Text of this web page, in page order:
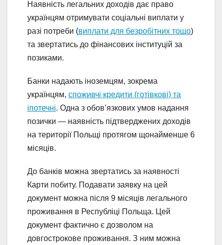
Наявність легальних доходів дає право
українцям отримувати соціальні виплати у
разі потреби (виплати для безробітних тощо)
та звертатись до фінансових інституцій за
позиками.
Банки надають іноземцям, зокрема
українцям, споживчі кредити (готівкові) та
іпотечні. Одна з обов’язкових умов надання
позички — наявність підтверджених доходів
на території Польщі протягом щонайменше 6
місяців.
До банків можна звертатись за наявності
Карти побиту. Подавати заявку на цей
документ можна після 9 місяців легального
проживання в Республіці Польща. Цей
документ фактично є дозволом на
довгострокове проживання. З ним можна